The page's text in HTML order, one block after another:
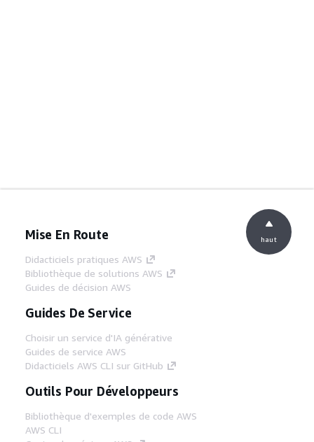
Mise En Route
Didacticiels pratiques AWS
Bibliothèque de solutions AWS
Guides de décision AWS
Guides De Service
Choisir un service d'IA générative
Guides de service AWS
Didacticiels AWS CLI sur GitHub
Outils Pour Développeurs
Bibliothèque d'exemples de code AWS
AWS CLI
haut